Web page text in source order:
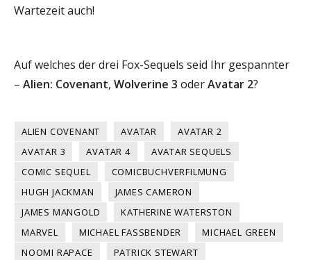
Wartezeit auch!
Auf welches der drei Fox-Sequels seid Ihr gespannter
– Alien: Covenant, Wolverine 3 oderAvatar 2?
ALIEN COVENANT AVATAR
AVATAR 2
AVATAR 3
AVATAR 4
AVATAR SEQUELS
COMIC SEQUEL
COMICBUCHVERFILMUNG
HUGH JACKMAN
JAMES CAMERON
JAMES MANGOLD
KATHERINE WATERSTON
MARVEL
MICHAEL FASSBENDER
MICHAEL GREEN
NOOMI RAPACE
PATRICK STEWART